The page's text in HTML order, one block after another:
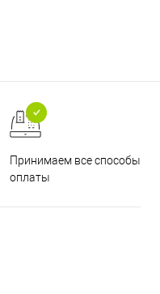
Принимаем все способы
оплаты